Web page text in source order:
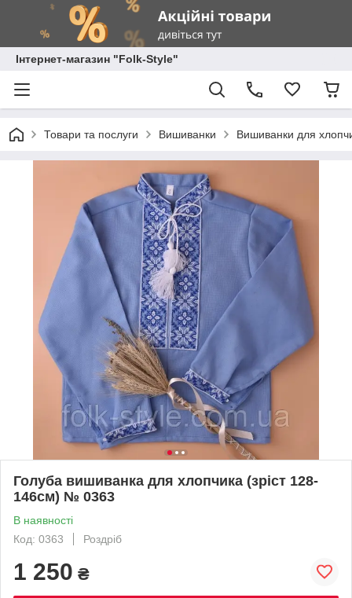
Інтернет-магазин "Folk-Style"
Товари та послуги Вишиванки Вишиванки для
Голуба вишиванка для хлопчика (зріст 128-
146см) № 0363
В наявності
Код: 0363
Роздріб
1 250 ₴